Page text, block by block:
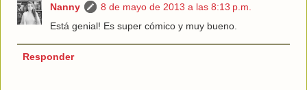
Nanny
8 de mayo de 2013 a las 8:13 p.m.
Está genial! Es super cómico y muy bueno.
Responder